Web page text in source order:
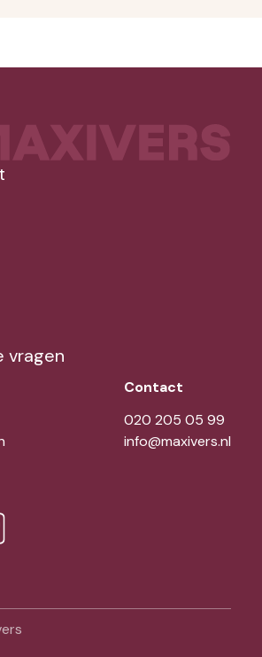
vragen
Contact
020 205 05 99
info@maxivers.nl